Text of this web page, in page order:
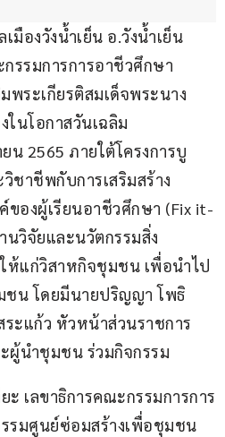
มืองวังน้ำเย็น อ.วังน้ำเย็น
รรมการการอาชีวศึกษา
พระเกียรติสมเด็จพระนาง
ในโอกาสวันเฉลิม
2565 ภายใต้โครงการบู
าชีพกับการเสริมสร้าง
องผู้เรียนอาชีวศึกษา (Fix it-
วิจัยและนวัตกรรมสิ่ง
ห้แก่วิสาหกิจชุมชน เพื่อนำไป
ชน โดยมีนายปริญญา โพธิ
ะแก้ว หัวหน้าส่วนราชการ
ผู้นำชุมชน ร่วมกิจกรรม
ะ เลขาธิการคณะกรรมการการ
รมศูนย์ซ่อมสร้างเพื่อชุมชน